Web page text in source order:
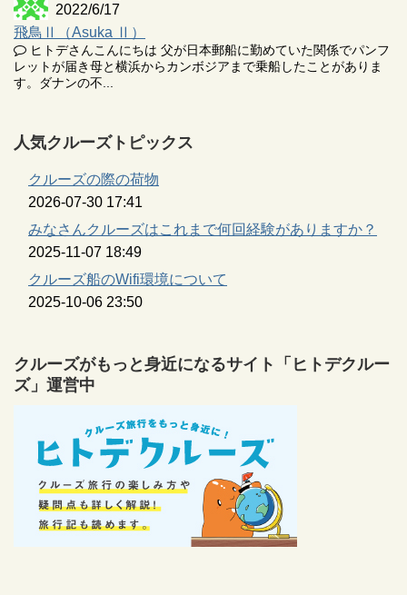
2022/6/17
飛鳥Ⅱ（Asuka Ⅱ）
ヒトデさんこんにちは 父が日本郵船に勤めていた関係でパンフ
レットが届き母と横浜からカンボジアまで乗船したことがありま
す。ダナンの不...
人気クルーズトピックス
クルーズの際の荷物
2026-07-30 17:41
みなさんクルーズはこれまで何回経験がありますか？
2025-11-07 18:49
クルーズ船のWifi環境について
2025-10-06 23:50
クルーズがもっと身近になるサイト「ヒトデクルー
ズ」運営中